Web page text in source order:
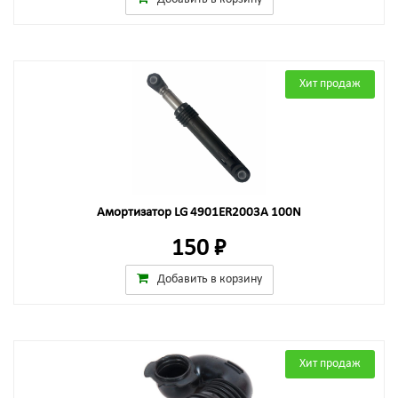
Хит продаж
Амортизатор LG 4901ER2003A 100N
150 ₽
Добавить в корзину
Хит продаж